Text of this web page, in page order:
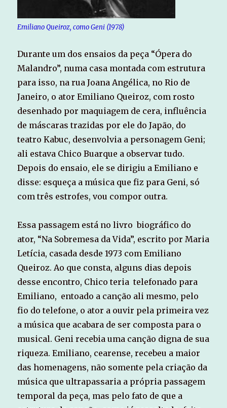
Emiliano Queiroz, como Geni (1978)
Durante um dos ensaios da peça “Ópera do
Malandro”, numa casa montada com estrutura
para isso, na rua Joana Angélica, no Rio de
Janeiro, o ator Emiliano Queiroz, com rosto
desenhado por maquiagem de cera, influência
de máscaras trazidas por ele do Japão, do
teatro Kabuc, desenvolvia a personagem Geni;
ali estava Chico Buarque a observar tudo.
Depois do ensaio, ele se dirigiu a Emiliano e
disse: esqueça a música que fiz para Geni, só
com três estrofes, vou compor outra.
Essa passagem está no livro biográfico do
ator, “Na Sobremesa da Vida”, escrito por Maria
Letícia, casada desde 1973 com Emiliano
Queiroz. Ao que consta, alguns dias depois
desse encontro, Chico teria telefonado para
Emiliano, entoado a canção ali mesmo, pelo
fio do telefone, o ator a ouvir pela primeira vez
a música que acabara de ser composta para o
musical. Geni recebia uma canção digna de sua
riqueza. Emiliano, cearense, recebeu a maior
das homenagens, não somente pela criação da
música que ultrapassaria a própria passagem
temporal da peça, mas pelo fato de que a